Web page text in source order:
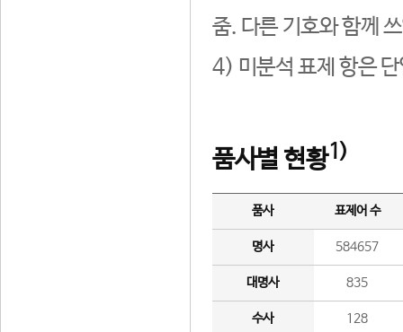
줌. 다른 기호와 함께
4) 미분석 표제 항은
품사별 현황1)
품사 표제어 수
명사 584657
대명사 835
수사 128